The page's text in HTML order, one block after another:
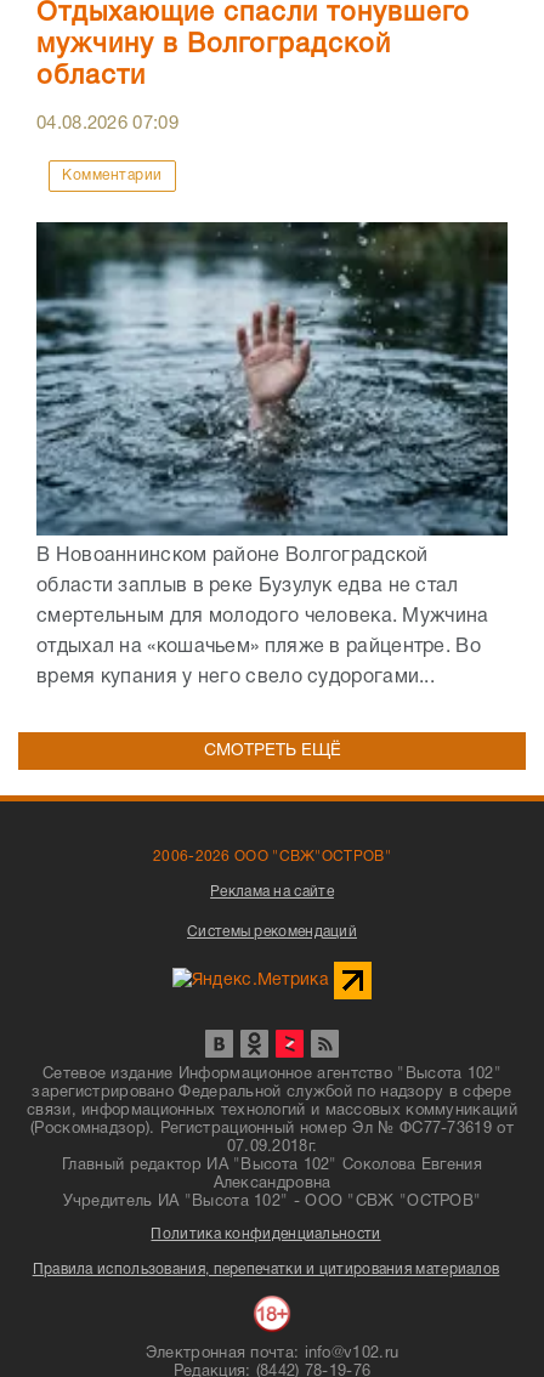
Отдыхающие спасли тонувшего
мужчину в Волгоградской
области
04.08.202607:09
Комментарии
В Новоаннинском районе Волгоградской
области заплыв в реке Бузулук едва не стал
смертельным для молодого человека. Мужчина
отдыхал на «кошачьем» пляже в райцентре. Во
время купания у него свело судорогами...
СМОТРЕТЬ ЕЩЁ
2006-2026 ООО "СВЖ"ОСТРОВ"
Реклама на сайте
Системы рекомендаций
Сетевое издание Информационное агентство "Высота 102"
зарегистрировано Федеральной службой по надзору в сфере
связи, информационных технологий и массовых коммуникаций
(Роскомнадзор). Регистрационный номер Эл № ФС77-73619 от
07.09.2018г.
Главный редактор ИА "Высота 102" Соколова Евгения
Александровна
Учредитель ИА "Высота 102" - ООО "СВЖ "ОСТРОВ"
Политика конфиденциальности
Правила использования, перепечатки и цитирования материалов
Электронная почта: info@v102.ru
Редакция: (8442) 78-19-76